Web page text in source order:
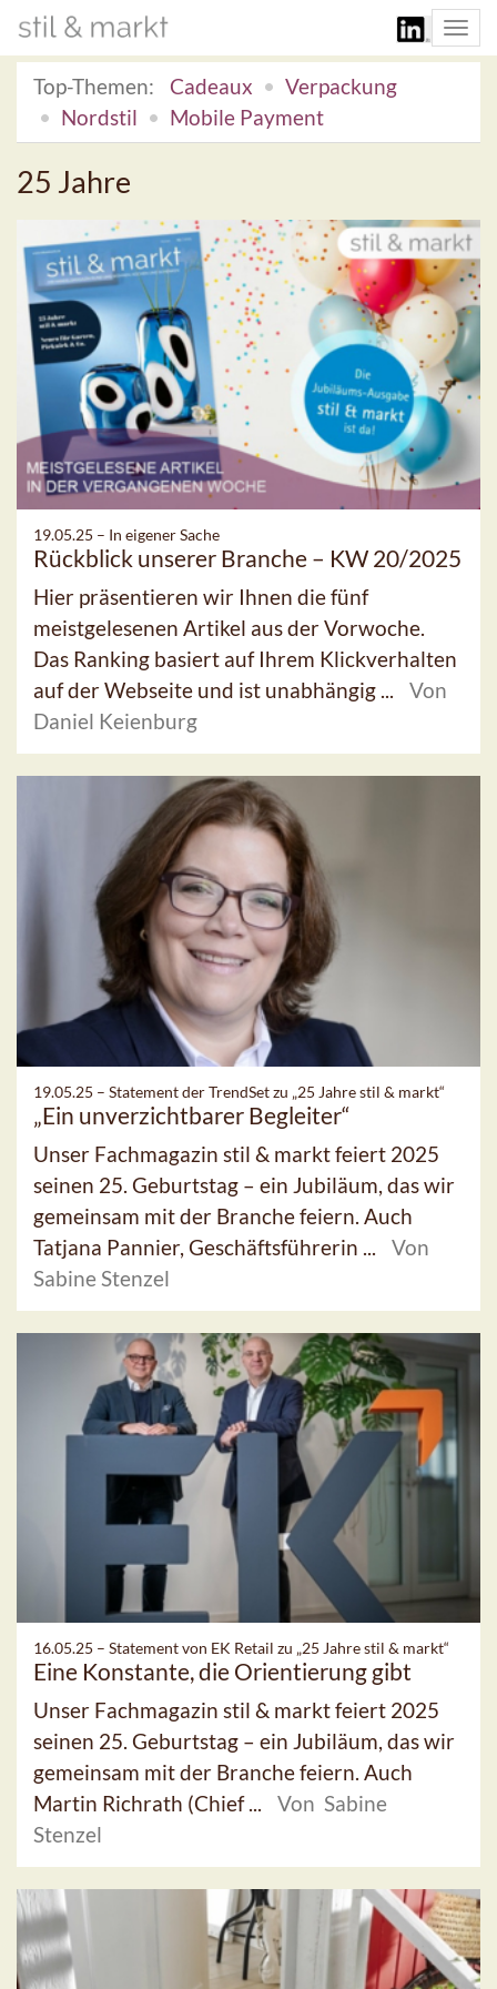
Top-Themen:
Cadeaux
Verpackung
Nordstil
Mobile Payment
25 Jahre
19.05.25 – In eigener Sache
Rückblick unserer Branche – KW 20/2025
Hier präsentieren wir Ihnen die fünf
meistgelesenen Artikel aus der Vorwoche.
Das Ranking basiert auf Ihrem Klickverhalten
auf der Webseite und ist unabhängig ...
Von
Daniel Keienburg
19.05.25 – Statement der TrendSet zu „25 Jahre stil & markt“
„Ein unverzichtbarer Begleiter“
Unser Fachmagazin stil & markt feiert 2025
seinen 25. Geburtstag – ein Jubiläum, das wir
gemeinsam mit der Branche feiern. Auch
Tatjana Pannier, Geschäftsführerin ...
Von
Sabine Stenzel
16.05.25 – Statement von EK Retail zu „25 Jahre stil & markt“
Eine Konstante, die Orientierung gibt
Unser Fachmagazin stil & markt feiert 2025
seinen 25. Geburtstag – ein Jubiläum, das wir
gemeinsam mit der Branche feiern. Auch
Martin Richrath (Chief ...
Von Sabine
Stenzel